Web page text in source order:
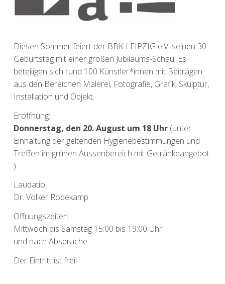
Diesen Sommer feiert der BBK LEIPZIG e.V. seinen 30.
Geburtstag mit einer großen Jubiläums-Schau! Es
beteiligen sich rund 100 Künstler*innen mit Beiträgen
aus den Bereichen Malerei, Fotografie, Grafik, Skulptur,
Installation und Objekt.
Eröffnung:
Donnerstag, den 20. August um 18 Uhr(unter
Einhaltung der geltenden Hygienebestimmungen und
Treffen im grünen Aussenbereich mit Getränkeangebot
)
Laudatio:
Dr. Volker Rodekamp
Öffnungszeiten:
Mittwoch bis Samstag 15:00 bis 19:00 Uhr
und nach Absprache
Der Eintritt ist frei!